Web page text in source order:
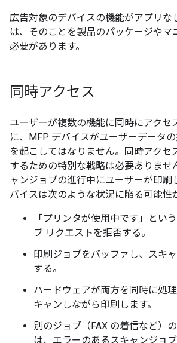
広告対象のデバイスの機能がアプリな
は、そのことを製品のパッケージやマ
必要があります。
同時アクセス
ユーザーが複数の機能に同時にアクセ
に、MFP デバイスがユーザーデータ
を起こしてはなりません。同時アクセ
するための特別な戦略は必要ありませ
ャンジョブの進行中にユーザーが印刷
バイスは次のような状況に陥る可能性
「プリンタが使用中です」とい
ブ リクエストを拒否する。
印刷ジョブをバッファし、スキ
する。
ハードウェアが両方を同時に処
キャンしながら印刷します。
別のジョブ（FAX の着信など）
は、エラーのあるスキャンジョ